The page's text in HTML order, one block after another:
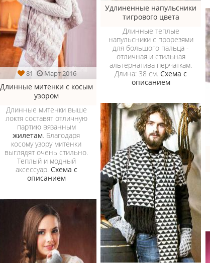
81 Март 2016
Длинные митенки с косым
узором
Длинные митенки выше
локтя составят отличную
партию вязанным
жилетам. Благодаря
косому узору митенки
выглядят очень стильно.
Теплый и модный
аксессуар. Схема с
описанием
Удлиненные напульсники
тигрового цвета
Длинные теплые
напульсники с прорезями
для большого пальца -
отличная и стильная
альтернатива перчаткам.
Длина: 38 см. Схема с
описанием